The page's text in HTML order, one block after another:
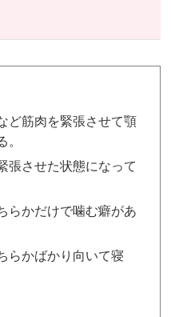
ど筋肉を緊張させて顎
。
張させた状態になって
らかだけで噛む癖があ
らかばかり向いて寝